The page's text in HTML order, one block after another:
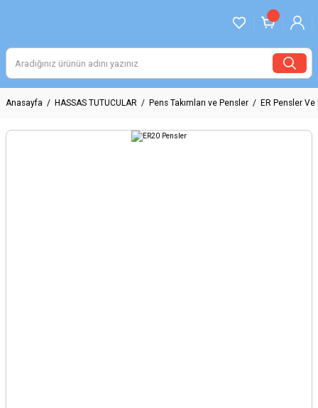
Anasayfa HASSAS TUTUCULAR Pens Takımları ve Pensler ER Pensler